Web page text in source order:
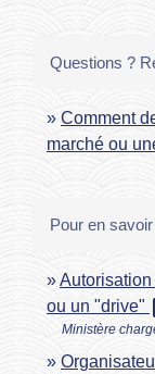
Questions ?
Comment
marché ou
Pour en
ou un "drive"
Ministère